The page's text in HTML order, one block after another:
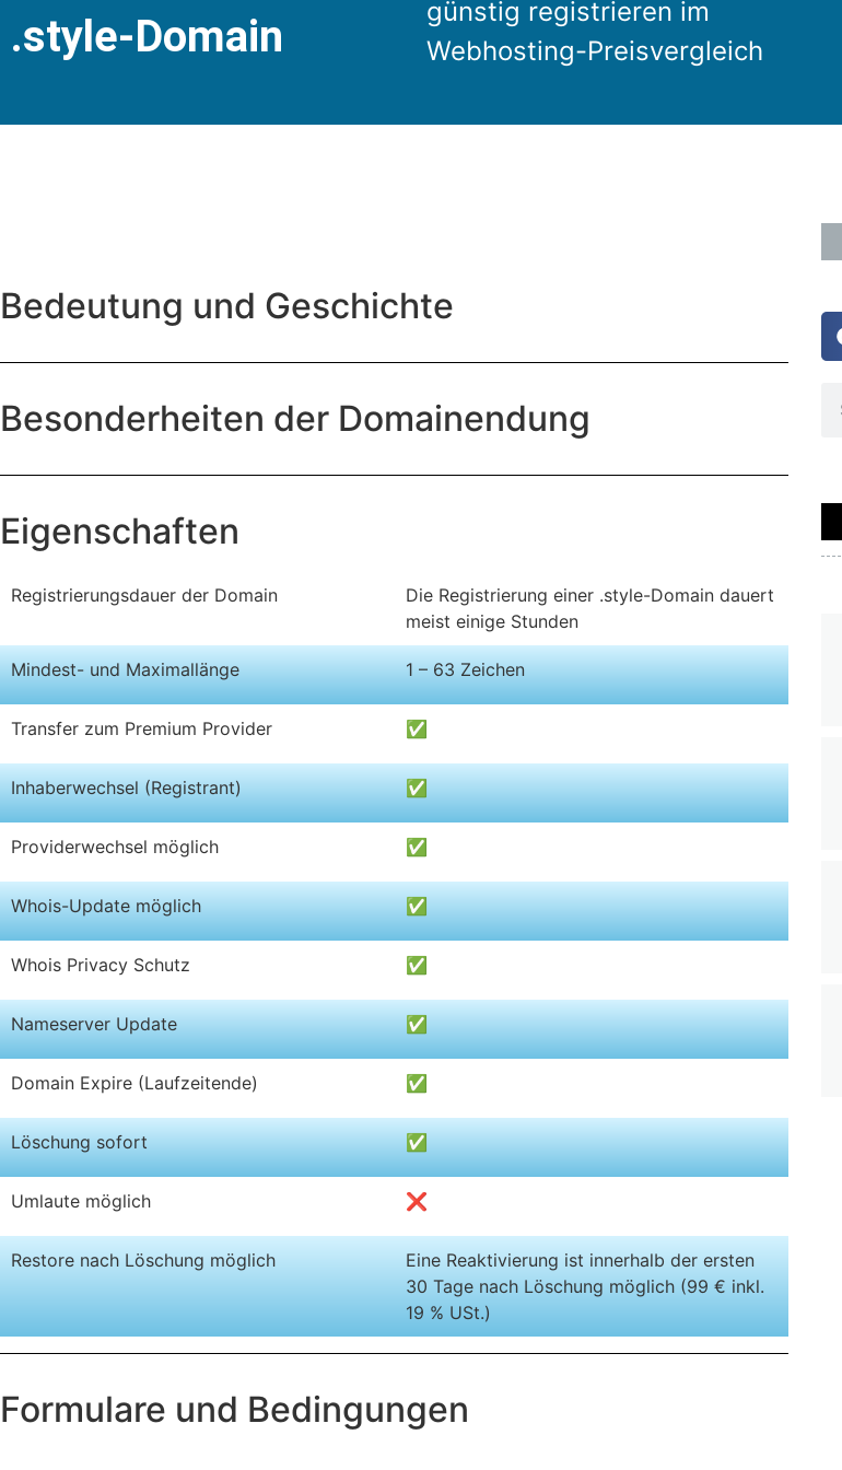
.style-Domain
günstig registrieren im
Webhosting-Preisvergleich
Bedeutung und Geschichte
Besonderheiten der Domainendung
Eigenschaften
Registrierungsdauer der Domain
Die Registrierung einer .style-Domain dauert
meist einige Stunden
Mindest- und Maximallänge 1 – 63 Zeichen
Transfer zum Premium Provider ✅
Inhaberwechsel (Registrant) ✅
Providerwechsel möglich ✅
Whois-Update möglich ✅
Whois Privacy Schutz ✅
Nameserver Update ✅
Domain Expire (Laufzeitende) ✅
Löschung sofort ✅
Umlaute möglich ❌
Restore nach Löschung möglich
Eine Reaktivierung ist innerhalb der ersten
30 Tage nach Löschung möglich (99 € inkl.
19 % USt.)
Formulare und Bedingungen